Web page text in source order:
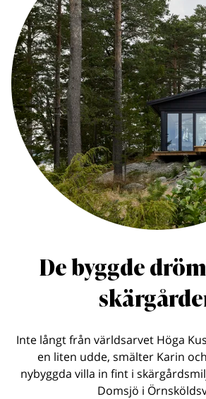
De byggde
Inte långt från världsarvet Höga
en liten udde, smälter Karin
nybyggda villa in fint i
Domsjö i